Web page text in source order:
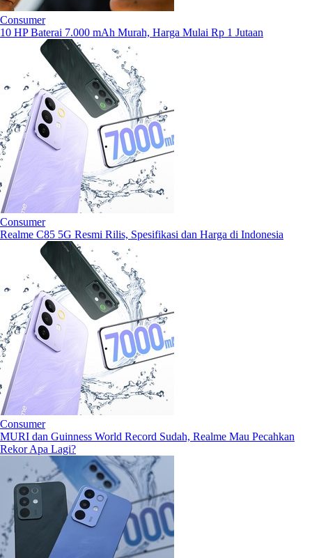
Consumer
10 HP Baterai 7.000 mAh Murah, Harga Mulai Rp 1 Jutaan
Consumer
Realme C85 5G Resmi Rilis, Spesifikasi dan Harga di Indonesia
Consumer
MURI dan Guinness World Record Sudah, Realme Mau Pecahkan
Rekor Apa Lagi?